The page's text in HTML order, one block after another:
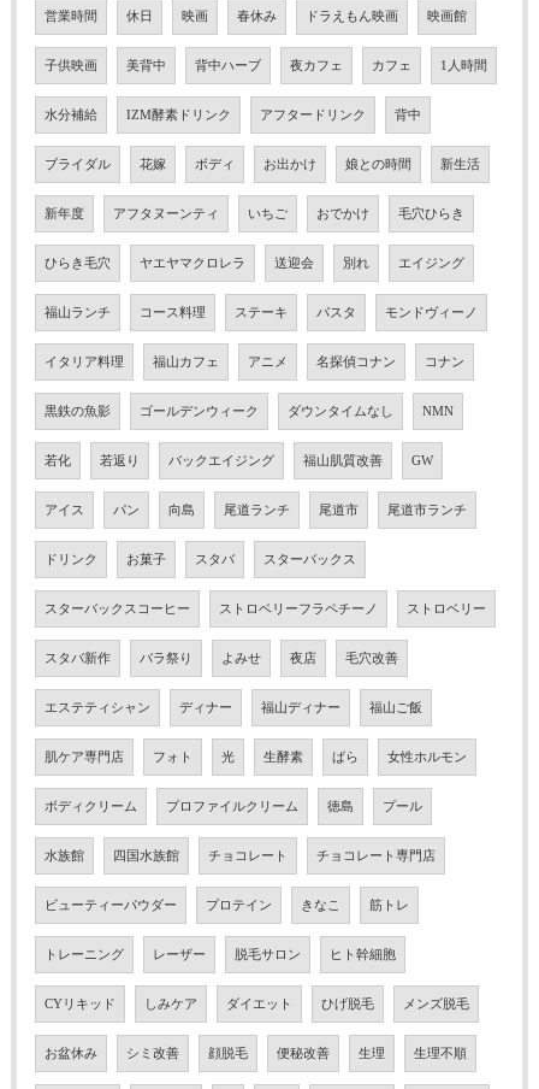
営業時間 休日 映画 春休み ドラえもん映画 映画館
子供映画 美背中 背中ハーブ 夜カフェ カフェ 1人時間
水分補給 IZM酵素ドリンク アフタードリンク 背中
ブライダル 花嫁 ボディ お出かけ 娘との時間 新生活
新年度 アフタヌーンティ いちご おでかけ 毛穴ひらき
ひらき毛穴 ヤエヤマクロレラ 送迎会 別れ エイジング
福山ランチ コース料理 ステーキ パスタ モンドヴィーノ
イタリア料理 福山カフェ アニメ 名探偵コナン コナン
黒鉄の魚影 ゴールデンウィーク ダウンタイムなし NMN
若化 若返り バックエイジング 福山肌質改善 GW
アイス パン 向島 尾道ランチ 尾道市 尾道市ランチ
ドリンク お菓子 スタバ スターバックス
スターバックスコーヒー ストロベリーフラペチーノ ストロベリー
スタバ新作 バラ祭り よみせ 夜店 毛穴改善
エステティシャン ディナー 福山ディナー 福山ご飯
肌ケア専門店 フォト 光 生酵素 ばら 女性ホルモン
ボディクリーム プロファイルクリーム 徳島 プール
水族館 四国水族館 チョコレート チョコレート専門店
ビューティーパウダー プロテイン きなこ 筋トレ
トレーニング レーザー 脱毛サロン ヒト幹細胞
CYリキッド しみケア ダイエット ひげ脱毛 メンズ脱毛
お盆休み シミ改善 顔脱毛 便秘改善 生理 生理不順